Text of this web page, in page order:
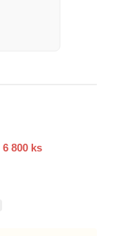
6 800 ks